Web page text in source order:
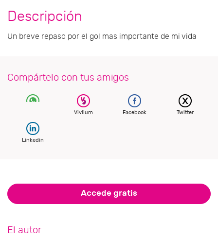
Descripción
Un breve repaso por el gol mas importante de mi vida
Compártelo con tus amigos
Vivlium Facebook Twitter
Linkedin
Accede gratis
El autor